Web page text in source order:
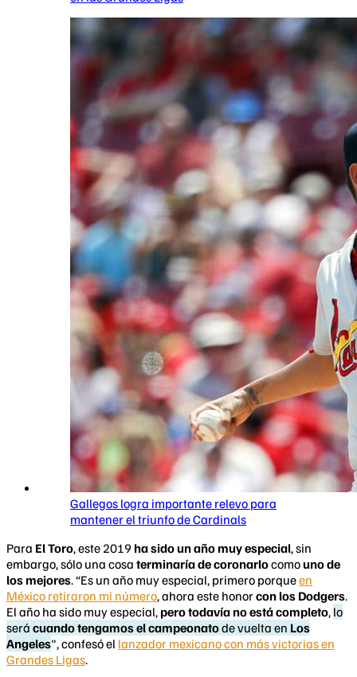
Gallegos logra importante relevo para
mantener el triunfo de Cardinals
Para El Toro, este 2019 ha sido un año muy especial, sin
embargo, sólo una cosa terminaría de coronarlocomouno de
los mejores. “Es un año muy especial, primero porqueen
México retiraron mi número, ahora este honorcon los Dodgers.
El año ha sido muy especial, pero todavía no está completo, lo
será cuando tengamos el campeonatode vuelta en Los
Angeles", confesó el lanzador mexicano con más victorias en
Grandes Ligas.